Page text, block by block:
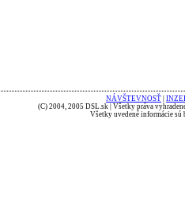
NÁVŠTEVNOSŤ
(C) 2004, 2005 DSL.sk | Všetky práva
Všetky uvedené informácie sú